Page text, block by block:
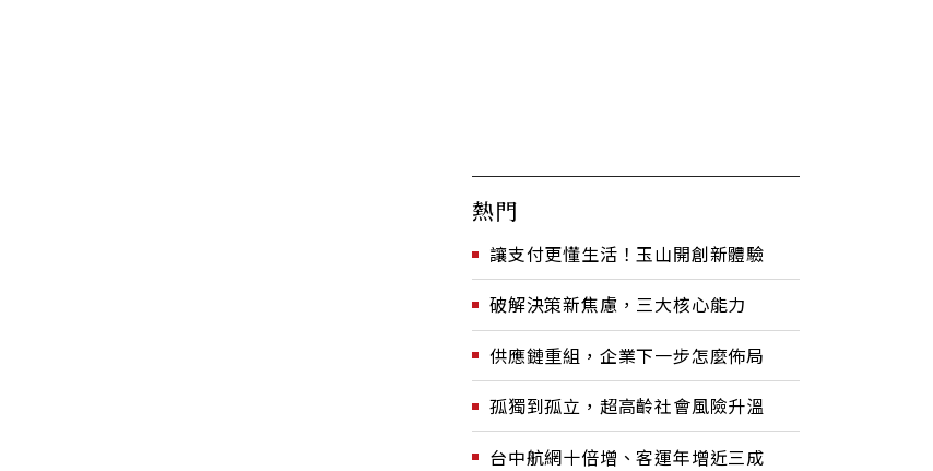
熱門
讓支付更懂生活！玉山開創新體驗
破解決策新焦慮，三大核心能力
供應鏈重組，企業下一步怎麼佈局
孤獨到孤立，超高齡社會風險升溫
台中航網十倍增、客運年增近三成